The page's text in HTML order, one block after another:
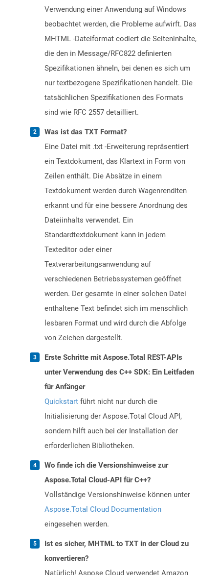
Verwendung einer Anwendung auf Windows
beobachtet werden, die Probleme aufwirft. Das
MHTML -Dateiformat codiert die Seiteninhalte,
die den in Message/RFC822 definierten
Spezifikationen ähneln, bei denen es sich um
nur textbezogene Spezifikationen handelt. Die
tatsächlichen Spezifikationen des Formats
sind wie RFC 2557 detailliert.
Was ist das TXT Format?
Eine Datei mit .txt -Erweiterung repräsentiert
ein Textdokument, das Klartext in Form von
Zeilen enthält. Die Absätze in einem
Textdokument werden durch Wagenrenditen
erkannt und für eine bessere Anordnung des
Dateiinhalts verwendet. Ein
Standardtextdokument kann in jedem
Texteditor oder einer
Textverarbeitungsanwendung auf
verschiedenen Betriebssystemen geöffnet
werden. Der gesamte in einer solchen Datei
enthaltene Text befindet sich im menschlich
lesbaren Format und wird durch die Abfolge
von Zeichen dargestellt.
Erste Schritte mit Aspose.Total REST-APIs
unter Verwendung des C++ SDK: Ein Leitfaden
für Anfänger
Quickstart führt nicht nur durch die
Initialisierung der Aspose.Total Cloud API,
sondern hilft auch bei der Installation der
erforderlichen Bibliotheken.
Wo finde ich die Versionshinweise zur
Aspose.Total Cloud-API für C++?
Vollständige Versionshinweise können unter
Aspose.Total Cloud Documentation
eingesehen werden.
Ist es sicher, MHTML to TXT in der Cloud zu
konvertieren?
Natürlich! Aspose Cloud verwendet Amazon